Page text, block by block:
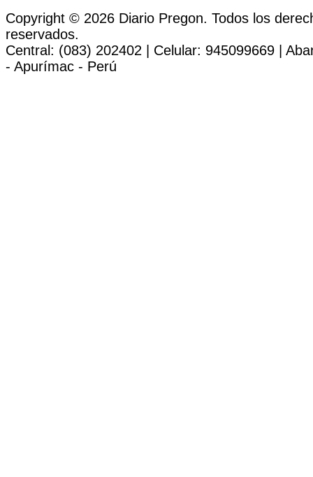
Copyright © 2026 Diario Pregon. Todos los
reservados.
Central: (083) 202402 | Celular: 945099669 |
- Apurímac - Perú